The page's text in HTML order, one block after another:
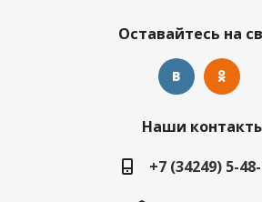
Оставайтесь на
Наши
+7 (34249) 5-